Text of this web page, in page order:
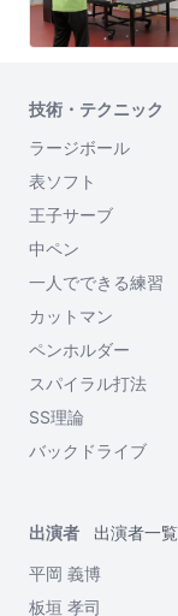
技術・テクニック
ラージボール
表ソフト
王子サーブ
中ペン
一人でできる練習
カットマン
ペンホルダー
スパイラル打法
SS理論
バックドライブ
出演者
出演者一覧
平岡 義博
板垣 孝司